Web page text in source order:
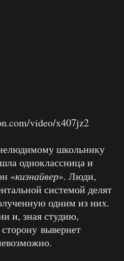
video/x407jz2
школьнику
одноклассница и
«кизнайвер». Люди,
системой делят
одним из них.
и, зная студию,
вывернет